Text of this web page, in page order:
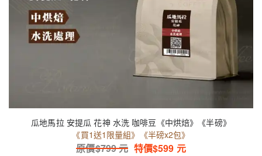
瓜地馬拉 安提瓜 花神 水洗 咖啡豆《中烘焙》《半磅》
《買1送1限量組》《半磅x2包》
原價$799元 特價$599 元